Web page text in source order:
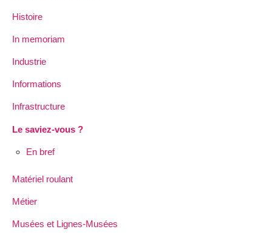
Histoire
In memoriam
Industrie
Informations
Infrastructure
Le saviez-vous ?
En bref
Matériel roulant
Métier
Musées et Lignes-Musées